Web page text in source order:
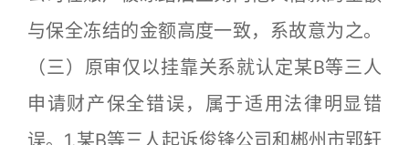
与保全冻结的金额高度一致，系故意为之。
（三）原审仅以挂靠关系就认定某B等三人
申请财产保全错误，属于适用法律明显错
误。1.某B等三人起诉俊锋公司和郴州市郢轩